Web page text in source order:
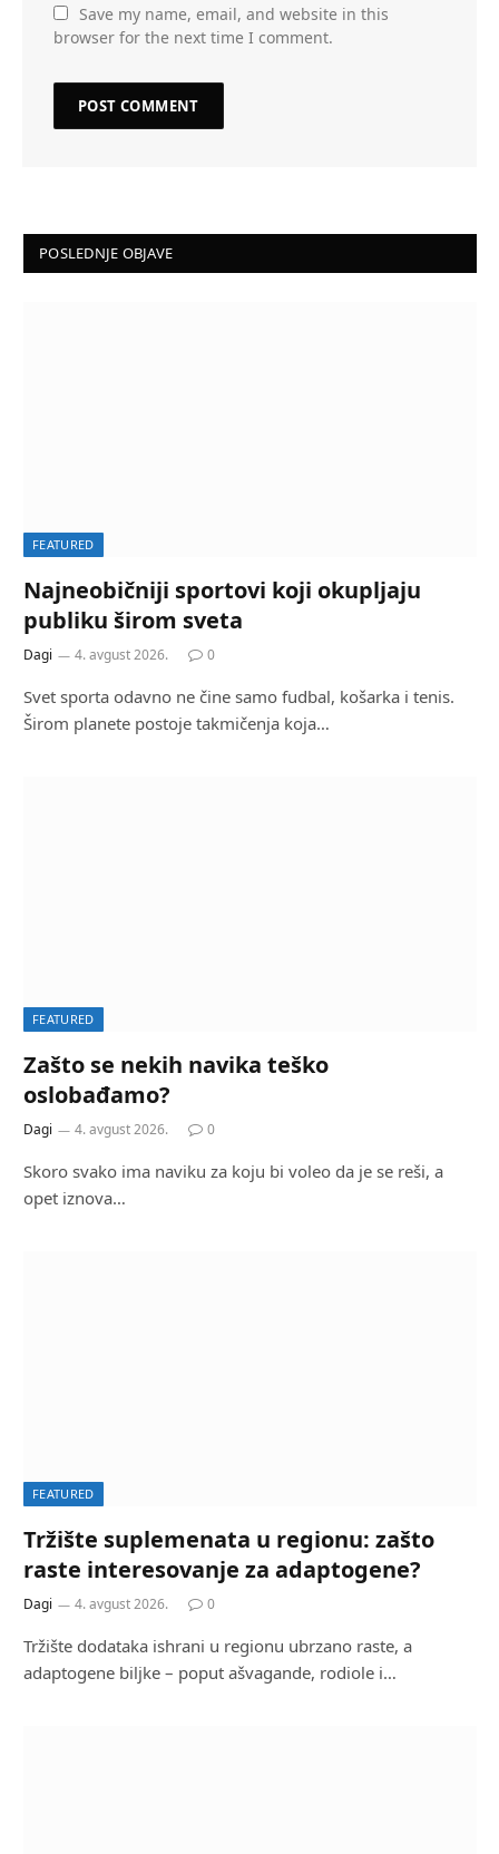
Save my name, email, and website in this
browser for the next time I comment.
POSLEDNJE OBJAVE
FEATURED
Najneobičniji sportovi koji okupljaju
publiku širom sveta
Dagi 4. avgust 2026. 0
Svet sporta odavno ne čine samo fudbal, košarka i tenis.
Širom planete postoje takmičenja koja…
FEATURED
Zašto se nekih navika teško
oslobađamo?
Dagi 4. avgust 2026. 0
Skoro svako ima naviku za koju bi voleo da je se reši, a
opet iznova…
FEATURED
Tržište suplemenata u regionu: zašto
raste interesovanje za adaptogene?
Dagi 4. avgust 2026. 0
Tržište dodataka ishrani u regionu ubrzano raste, a
adaptogene biljke – poput ašvagande, rodiole i…